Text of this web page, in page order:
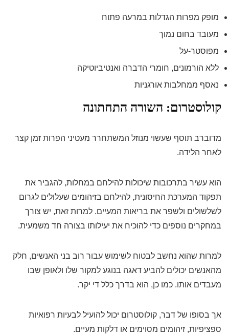
מופק מפרות הגדלות במרעה פתוח
מעובד בחום נמוך
מפוסטר-על
ללא הורמונים, חומרי הדברה ואנטיביוטיקה
נאסף ממחלבות אורגניות
קולוסטרום: השורה התחתונה
מדוברב תוסף שעשוי מנוזל המשתחרר מעטיני הפרות זמן קצר
לאחר הלידה.
הוא עשיר בתרכובות שיכולות להילחם במחלות, להגביר את
תפקוד המערכת החיסונית, להילחם בזיהומים שעלולים לגרום
לשלשולים ולשפר את בריאות המעיים. למרות זאת, יש צורך
במחקרים נוספים כדי להוכיח את יעילותו בצורה חד משמעית.
למרות שהוא נחשב לבטוח לשימוש עבור רוב בני האנשים, חלק
מהאנשים יכולים להביע דאגה בנוגע למקור שלו ולאופן שבו
מעבדים אותו. כמו כן, הוא בדרך כלל די יקר.
אך בסופו של דבר, קולוסטרום יכול להועיל לבעיות רפואיות
ספציפיות, זיהומים מסוימים או דלקות מעיים.